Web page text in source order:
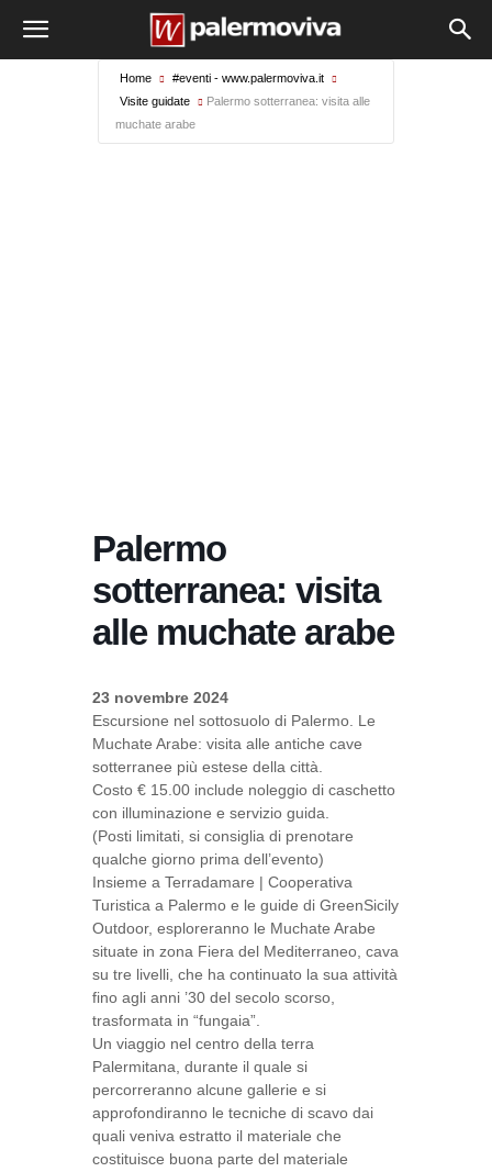
Home
#eventi - www.palermoviva.it
Visite guidate
Palermo sotterranea: visita alle
muchate arabe
Palermo
sotterranea: visita
alle muchate arabe
23 novembre 2024
Escursione nel sottosuolo di Palermo. Le
Muchate Arabe: visita alle antiche cave
sotterranee più estese della città.
Costo € 15.00 include noleggio di caschetto
con illuminazione e servizio guida.
(Posti limitati, si consiglia di prenotare
qualche giorno prima dell’evento)
Insieme a Terradamare | Cooperativa
Turistica a Palermo e le guide di GreenSicily
Outdoor, esploreranno le Muchate Arabe
situate in zona Fiera del Mediterraneo, cava
su tre livelli, che ha continuato la sua attività
fino agli anni ’30 del secolo scorso,
trasformata in “fungaia”.
Un viaggio nel centro della terra
Palermitana, durante il quale si
percorreranno alcune gallerie e si
approfondiranno le tecniche di scavo dai
quali veniva estratto il materiale che
costituisce buona parte del materiale